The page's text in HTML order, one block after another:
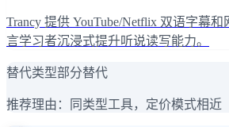
Trancy 提供 YouTube/Netflix 双语字幕
言学习者沉浸式提升听说读写能力。
替代类型部分替代
推荐理由： 同类型工具，定价模式相近